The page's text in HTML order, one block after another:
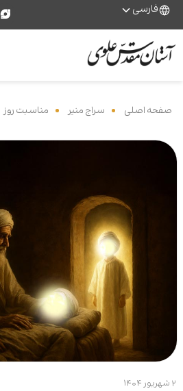
فارسی
صفحه اصلی سراج منیر مناسبت روز
۲ شهریور ۱۴۰۴